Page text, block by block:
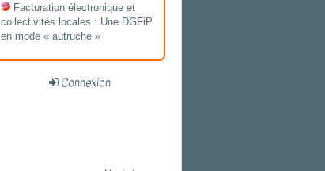
Facturation électronique et
collectivités locales : Une DGFiP
en mode « autruche »
Connexion